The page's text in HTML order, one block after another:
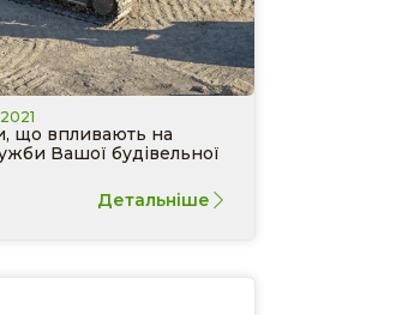
що впливають на
Вашої будівельної
Детальніше